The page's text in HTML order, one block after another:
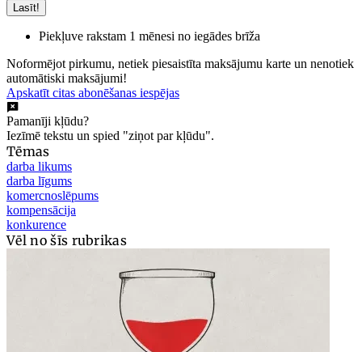
Lasīt!
Piekļuve rakstam 1 mēnesi no iegādes brīža
Noformējot pirkumu, netiek piesaistīta maksājumu karte un nenotiek
automātiski maksājumi!
Apskatīt citas abonēšanas iespējas
Pamanīji kļūdu?
Iezīmē tekstu un spied "ziņot par kļūdu".
Tēmas
darba likums
darba līgums
komercnoslēpums
kompensācija
konkurence
Vēl no šīs rubrikas